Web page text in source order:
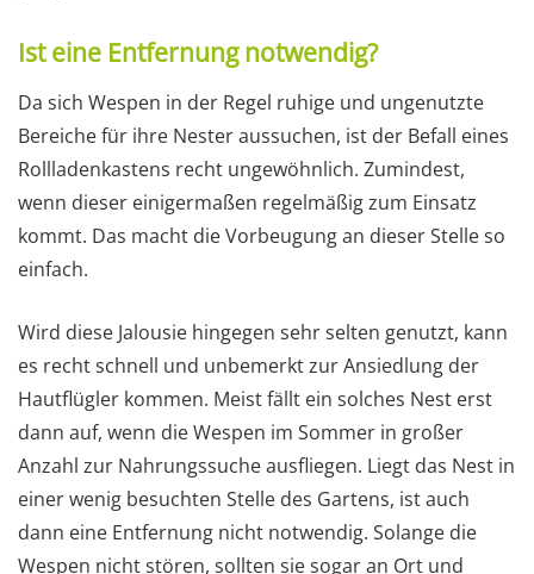
Ist eine Entfernung notwendig?
Da sich Wespen in der Regel ruhige und ungenutzte
Bereiche für ihre Nester aussuchen, ist der Befall eines
Rollladenkastens recht ungewöhnlich. Zumindest,
wenn dieser einigermaßen regelmäßig zum Einsatz
kommt. Das macht die Vorbeugung an dieser Stelle so
einfach.
Wird diese Jalousie hingegen sehr selten genutzt, kann
es recht schnell und unbemerkt zur Ansiedlung der
Hautflügler kommen. Meist fällt ein solches Nest erst
dann auf, wenn die Wespen im Sommer in großer
Anzahl zur Nahrungssuche ausfliegen. Liegt das Nest in
einer wenig besuchten Stelle des Gartens, ist auch
dann eine Entfernung nicht notwendig. Solange die
Wespen nicht stören, sollten sie sogar an Ort und